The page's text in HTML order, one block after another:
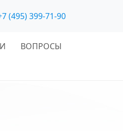
(495) 399-71-90
ВОПРОСЫ